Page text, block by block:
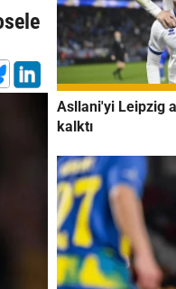
Asllani'yi Leipzig
kalktı